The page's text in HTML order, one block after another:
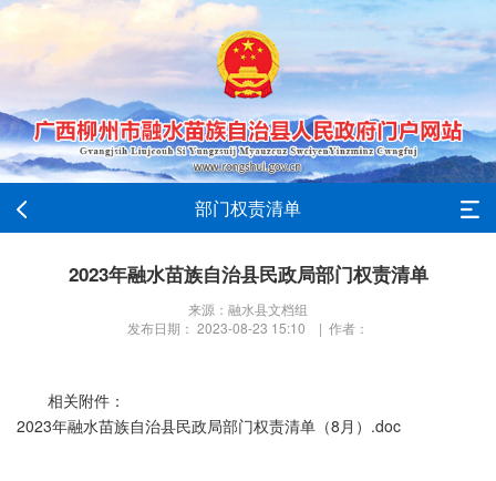
部门权责清单
2023年融水苗族自治县民政局部门权责清单
来源：融水县文档组
发布日期： 2023-08-23 15:10 | 作者：
相关附件：
2023年融水苗族自治县民政局部门权责清单（8月）.doc